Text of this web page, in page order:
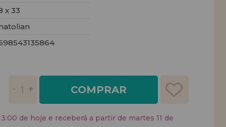
x 33
COMPRAR
de hoje e receberá a partir de martes 11 de